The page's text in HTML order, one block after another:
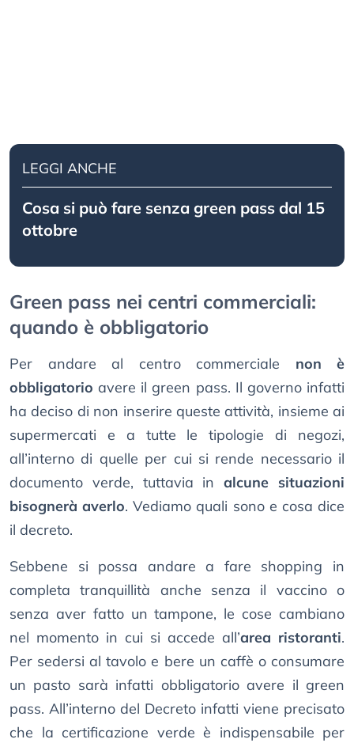
LEGGI ANCHE
Cosa si può fare senza green pass dal 15
ottobre
Green pass nei centri commerciali:
quando è obbligatorio
Per andare al centro commerciale non è
obbligatorio avere il green pass. Il governo infatti
ha deciso di non inserire queste attività, insieme ai
supermercati e a tutte le tipologie di negozi,
all’interno di quelle per cui si rende necessario il
documento verde, tuttavia inalcune situazioni
bisognerà averlo. Vediamo quali sono e cosa dice
il decreto.
Sebbene si possa andare a fare shopping in
completa tranquillità anche senza il vaccino o
senza aver fatto un tampone, le cose cambiano
nel momento in cui si accede all’area ristoranti.
Per sedersi al tavolo e bere un caffè o consumare
un pasto sarà infatti obbligatorio avere il green
pass. All’interno del Decreto infatti viene precisato
che la certificazione verde è indispensabile per